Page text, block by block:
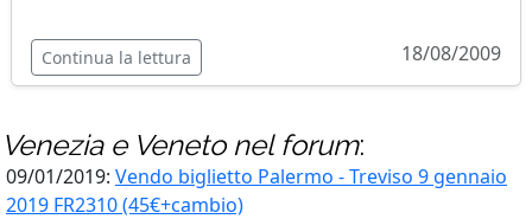
Continua la lettura 18/08/2009
Venezia e Venetonel forum:
09/01/2019: Vendo biglietto Palermo - Treviso 9 gennaio
2019 FR2310 (45€+cambio)